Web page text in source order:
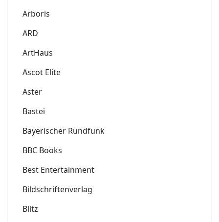
Arboris
ARD
ArtHaus
Ascot Elite
Aster
Bastei
Bayerischer Rundfunk
BBC Books
Best Entertainment
Bildschriftenverlag
Blitz